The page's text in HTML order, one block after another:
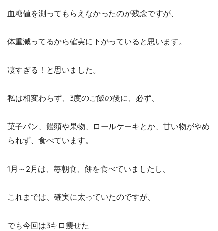
血糖値を測ってもらえなかったのが残念ですが、
体重減ってるから確実に下がっていると思います。
凄すぎる！と思いました。
私は相変わらず、3度のご飯の後に、必ず、
菓子パン、饅頭や果物、ロールケーキとか、甘い物がやめ
られず、食べています。
1月～2月は、毎朝食、餅を食べていましたし、
これまでは、確実に太っていたのですが、
でも今回は3キロ痩せた